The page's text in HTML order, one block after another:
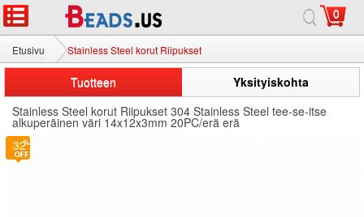
0
Etusivu Stainless Steel korut Riipukset
Tuotteen
Yksityiskohta
Stainless Steel korut Riipukset 304 Stainless Steel tee-se-itse
alkuperäinen väri 14x12x3mm 20PC/erä erä